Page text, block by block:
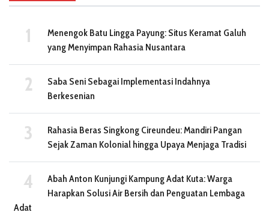
Menengok Batu Lingga Payung: Situs Keramat Galuh
yang Menyimpan Rahasia Nusantara
Saba Seni Sebagai Implementasi Indahnya
Berkesenian
Rahasia Beras Singkong Cireundeu: Mandiri Pangan
Sejak Zaman Kolonial hingga Upaya Menjaga Tradisi
Abah Anton Kunjungi Kampung Adat Kuta: Warga
Harapkan Solusi Air Bersih dan Penguatan Lembaga
Adat